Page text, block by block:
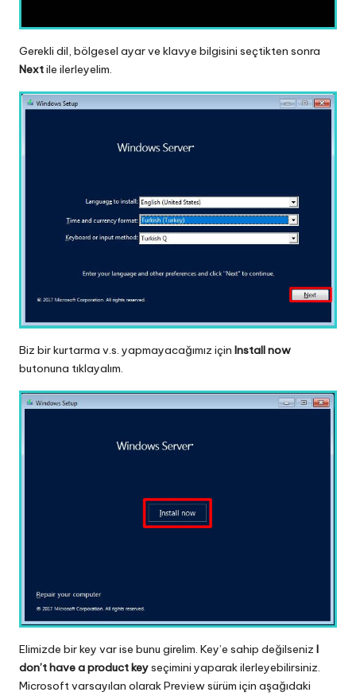
Gerekli dil, bölgesel ayar ve klavye bilgisini seçtikten sonra
Nextile ilerleyelim.
Biz bir kurtarma v.s. yapmayacağımız için Install now
butonuna tıklayalım.
Elimizde bir key var ise bunu girelim. Key’e sahip değilseniz I
don’t have a product keyseçimini yaparak ilerleyebilirsiniz.
Microsoft varsayılan olarak Preview sürüm için aşağıdaki